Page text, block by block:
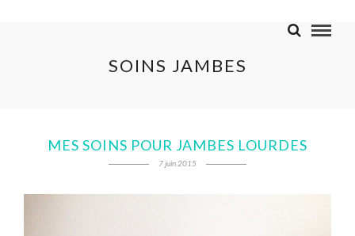
SOINS JAMBES
MES SOINS POUR JAMBES LOURDES
7 juin 2015